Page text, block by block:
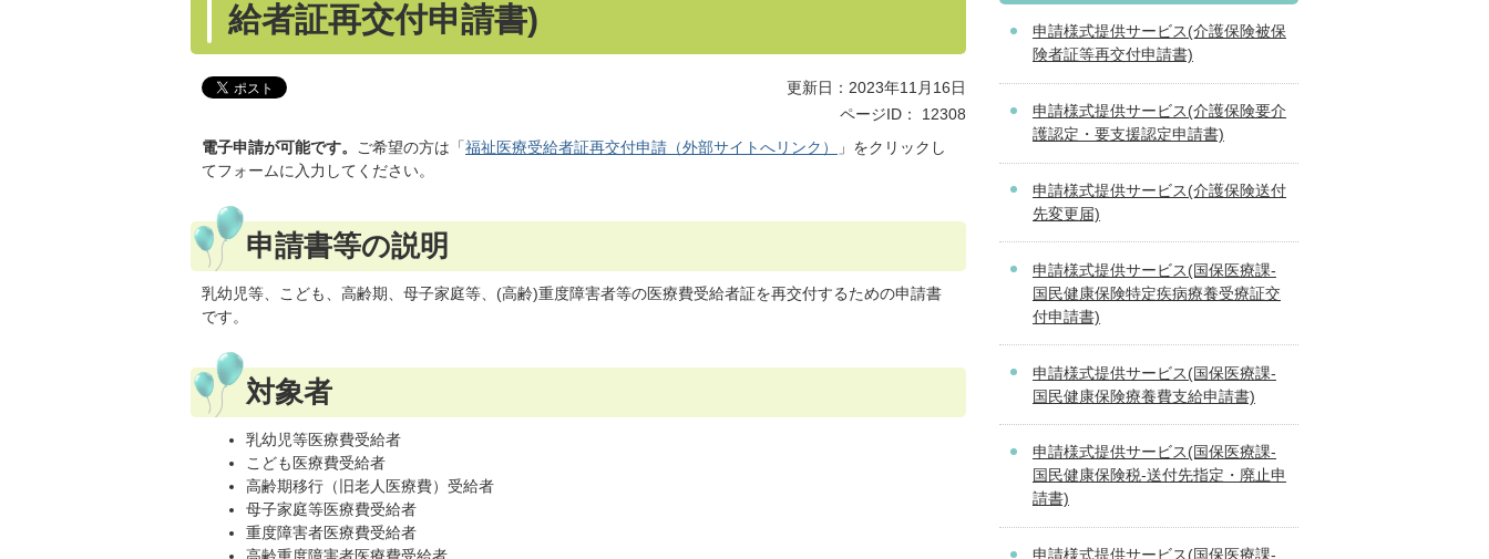
給者証再交付申請書)
更新日：2023年11月16日
ページID：
12308
電子申請が可能です。
ご希望の方は「福祉医療受給者証再交付申請（外部サイトへリンク）
」をクリックし
てフォームに入力してください。
申請書等の説明
乳幼児等、こども、高齢期、母子家庭等、(高齢)重度障害者等の医療費受給者証を再交付するための申請書
です。
対象者
乳幼児等医療費受給者
こども医療費受給者
高齢期移行（旧老人医療費）受給者
母子家庭等医療費受給者
重度障害者医療費受給者
申請様式提供サービス(介護保険被保
険者証等再交付申請書)
申請様式提供サービス(介護保険要介
護認定・要支援認定申請書)
申請様式提供サービス(介護保険送付
先変更届)
申請様式提供サービス(国保医療課-
国民健康保険特定疾病療養受療証交
付申請書)
申請様式提供サービス(国保医療課-
国民健康保険療養費支給申請書)
申請様式提供サービス(国保医療課-
国民健康保険税-送付先指定・廃止申
請書)
申請様式提供サービス(国保医療課-